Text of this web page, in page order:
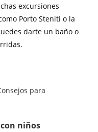
excursiones
Porto Steniti o la
darte un baño o
niños